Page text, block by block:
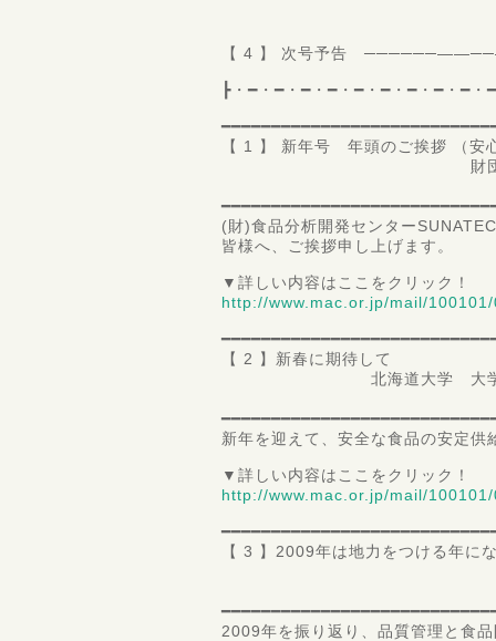
【 4 】 次号予告
┣・━・━・━・━・━・━・━・━・━
【 1 】 新年号 年頭のご挨拶 （安
財団法人 食品分析
(財)食品分析開発センター
皆様へ、ご挨拶申し上げます。
▼詳しい内容はここをクリック！
http://www.mac.or.jp/mail/
【 2 】新春に期待して
北海道大学 大学院 水産
新年を迎えて、安全な食品の安定
▼詳しい内容はここをクリック！
http://www.mac.or.jp/mail/
【 3 】2009年は地力をつける年に
2009年を振り返り、品質管理と食